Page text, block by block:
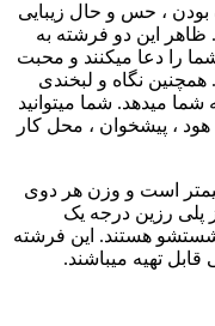
، حس و حال زیبایی
این دو فرشته به
را دعا میکنند و محبت
نگاه و لبخندی
میدهد. شما میتوانید
هود ، پیشخوان ، محل کار
از این فرشته ها 13 در 7 سانتیمتر است و وزن هر دوی
از پلی رزین درجه یک
هستند. این فرشته
تهیه میباشند.